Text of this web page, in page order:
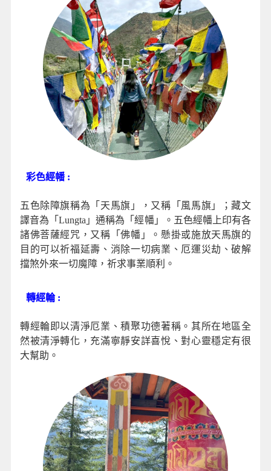
彩色經幡 :
五色除障旗稱為「天馬旗」，又稱「風馬旗」；藏文
譯音為「Lungta」通稱為「經幡」。五色經幡上印有各
諸佛菩薩經咒，又稱「佛幡」。懸掛或施放天馬旗的
目的可以祈福延壽、消除一切病業、厄運災劫、破解
擋煞外來一切魔障，祈求事業順利。
轉經輪 :
轉經輪即以清淨厄業、積聚功德著稱。其所在地區全
然被清淨轉化，充滿寧靜安詳喜悅、對心靈穩定有很
大幫助。